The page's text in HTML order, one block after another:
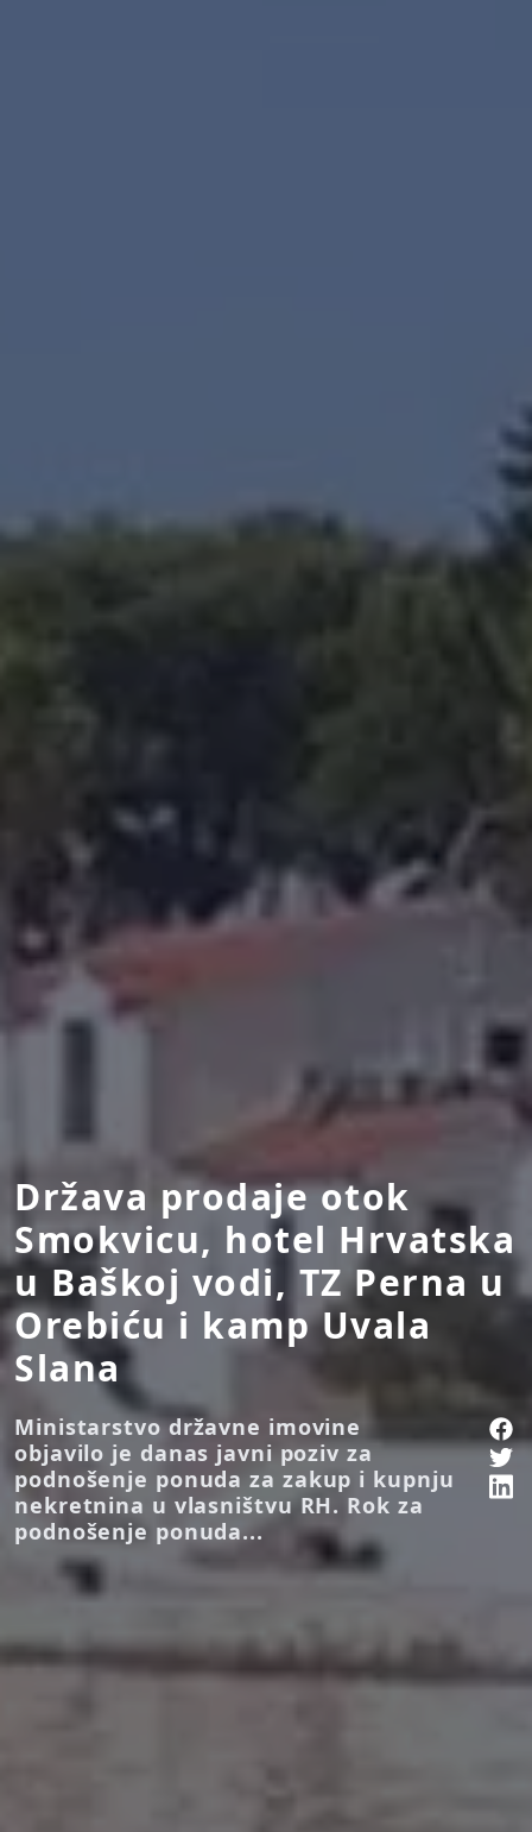
Država prodaje otok
Smokvicu, hotel Hrvatska
u Baškoj vodi, TZ Perna u
Orebiću i kamp Uvala
Slana
Ministarstvo državne imovine
objavilo je danas javni poziv za
podnošenje ponuda za zakup i kupnju
nekretnina u vlasništvu RH. Rok za
podnošenje ponuda...